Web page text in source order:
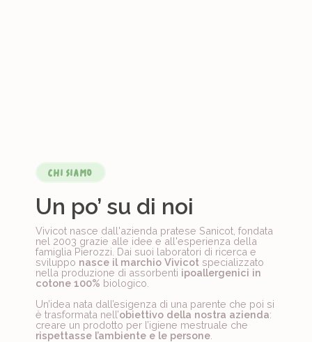
CHI SIAMO
Un po’ su di noi
Vivicot nasce dall'azienda pratese Sanicot, fondata
nel 2003 grazie alle idee e all'esperienza della
famiglia Pierozzi. Dai suoi laboratori di ricerca e
sviluppo nasce il marchio Vivicot specializzato
nella produzione di assorbenti ipoallergenici in
cotone 100% biologico.
Un’idea nata dall’esigenza di una parente che poi si
è trasformata nell’obiettivo della nostra azienda:
creare un prodotto per l’igiene mestruale che
rispettasse l’ambiente e le persone